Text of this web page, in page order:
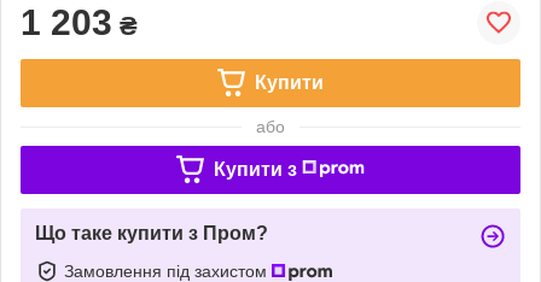
1 203 ₴
Купити
або
Купити з
Що таке купити з Пром?
Замовлення під захистом